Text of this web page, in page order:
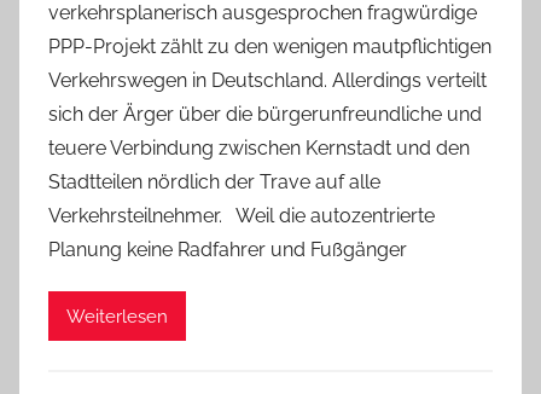
verkehrsplanerisch ausgesprochen fragwürdige
PPP-Projekt zählt zu den wenigen mautpflichtigen
Verkehrswegen in Deutschland. Allerdings verteilt
sich der Ärger über die bürgerunfreundliche und
teuere Verbindung zwischen Kernstadt und den
Stadtteilen nördlich der Trave auf alle
Verkehrsteilnehmer. Weil die autozentrierte
Planung keine Radfahrer und Fußgänger
Weiterlesen